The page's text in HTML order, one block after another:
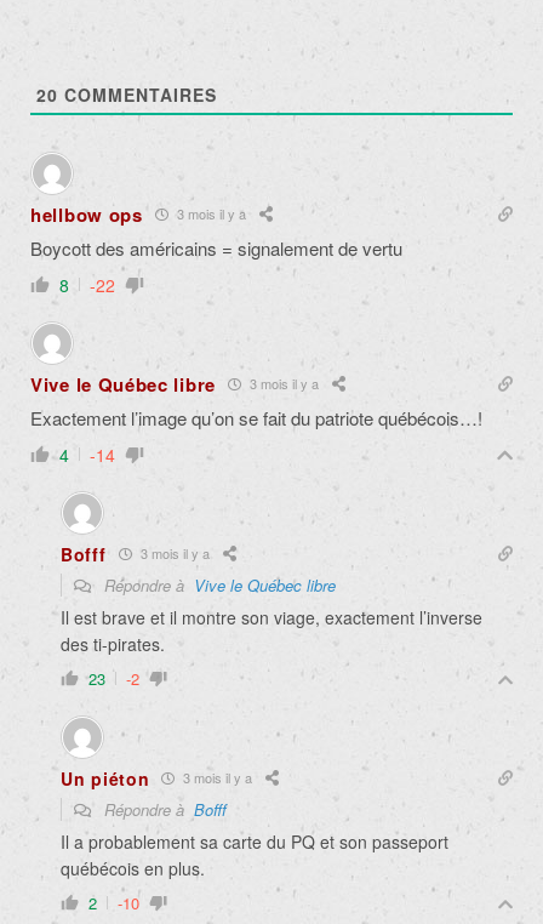
20 COMMENTAIRES
hellbow ops 3 mois il y a
Boycott des américains = signalement de vertu
8 -22
Vive le Québec libre 3 mois il y a
Exactement l’image qu’on se fait du patriote québécois…!
4 -14
Bofff 3 mois il y a
Répondre à Vive le Québec libre
Il est brave et il montre son viage, exactement l’inverse
des ti-pirates.
23 -2
Un piéton 3 mois il y a
Répondre à Bofff
Il a probablement sa carte du PQ et son passeport
québécois en plus.
2 -10